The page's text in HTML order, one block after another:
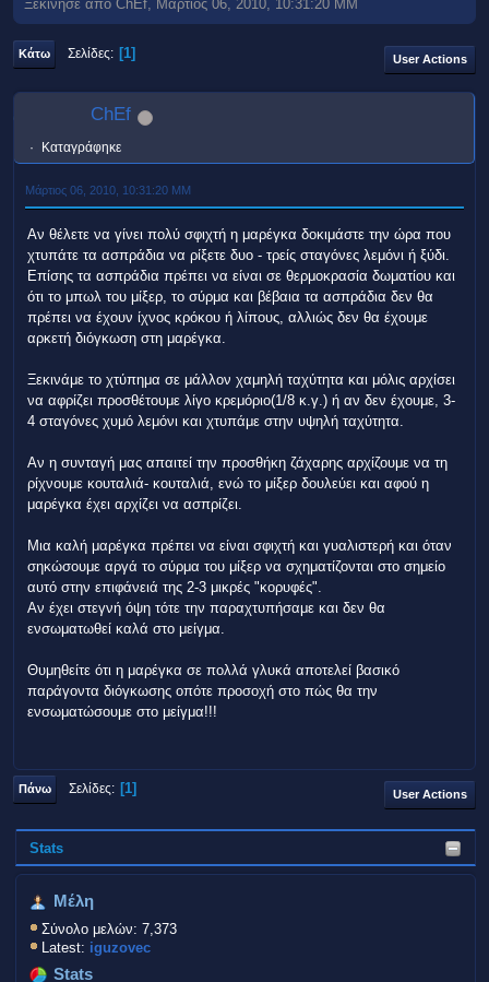
Stats
Μέλη
Σύνολο μελών: 7,373
Latest: iguzovec
Stats
Ξεκίνησε από ChEf, Μάρτιος 06, 2010, 10:31:20 ΜΜ
Κάτω Σελίδες 1 User Actions
ChEf
Καταγράφηκε
Μάρτιος 06, 2010, 10:31:20 ΜΜ
Αν θέλετε να γίνει πολύ σφιχτή η μαρέγκα δοκιμάστε την ώρα που
χτυπάτε τα ασπράδια να ρίξετε δυο - τρείς σταγόνες λεμόνι ή ξύδι.
Επίσης τα ασπράδια πρέπει να είναι σε θερμοκρασία δωματίου και
ότι το μπωλ του μίξερ, το σύρμα και βέβαια τα ασπράδια δεν θα
πρέπει να έχουν ίχνος κρόκου ή λίπους, αλλιώς δεν θα έχουμε
αρκετή διόγκωση στη μαρέγκα.
Ξεκινάμε το χτύπημα σε μάλλον χαμηλή ταχύτητα και μόλις αρχίσει
να αφρίζει προσθέτουμε λίγο κρεμόριο(1/8 κ.γ.) ή αν δεν έχουμε, 3-
4 σταγόνες χυμό λεμόνι και χτυπάμε στην υψηλή ταχύτητα.
Αν η συνταγή μας απαιτεί την προσθήκη ζάχαρης αρχίζουμε να τη
ρίχνουμε κουταλιά- κουταλιά, ενώ το μίξερ δουλεύει και αφού η
μαρέγκα έχει αρχίζει να ασπρίζει.
Μια καλή μαρέγκα πρέπει να είναι σφιχτή και γυαλιστερή και όταν
σηκώσουμε αργά το σύρμα του μίξερ να σχηματίζονται στο σημείο
αυτό στην επιφάνειά της 2-3 μικρές "κορυφές".
Αν έχει στεγνή όψη τότε την παραχτυπήσαμε και δεν θα
ενσωματωθεί καλά στο μείγμα.
Θυμηθείτε ότι η μαρέγκα σε πολλά γλυκά αποτελεί βασικό
παράγοντα διόγκωσης οπότε προσοχή στο πώς θα την
ενσωματώσουμε στο μείγμα!!!
Πάνω Σελίδες 1 User Actions